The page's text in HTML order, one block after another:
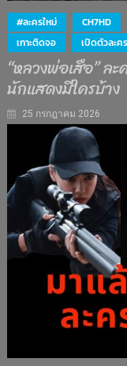
#ละครใหม่ CH7HD
เกาะติดจอ
เปิดตัวละค
“หลวงพ่อเสือ” ล
นักแสดงมีใครบ้าง
25 กรกฎาคม 2026